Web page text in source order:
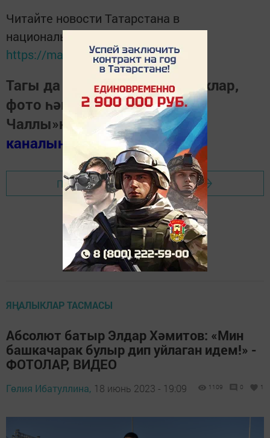
Читайте новости Татарстана в
национальном мессенджере MАХ:
https://max.ru/tatmedia
Тагы да кызыклырак яңалыклар,
фото һәм видеолар «Шәһри
Чаллы»ның
MAX
каналында
(язылыгыз).
Перейти на страницу новости
ЯҢАЛЫКЛАР ТАСМАСЫ
Абсолют батыр Элдар Хәмитов: «Мин
башкачарак булыр дип уйлаган идем!» -
ФОТОЛАР, ВИДЕО
Гөлия Ибатуллина, 18 июнь 2023 - 19:09 1109 0 1